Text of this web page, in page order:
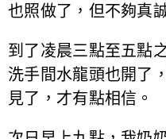
也照做了，但不夠真
到了凌晨三點至五點
洗手間水龍頭也開了
見了，才有點相信。